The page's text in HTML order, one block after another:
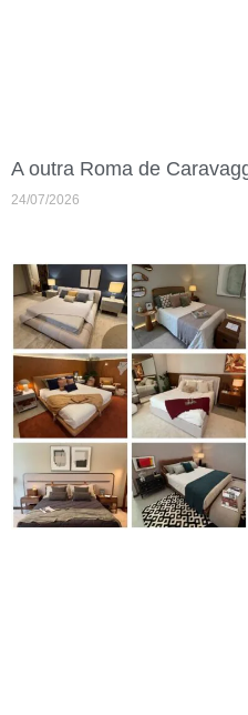
A outra Roma de
24/07/2026